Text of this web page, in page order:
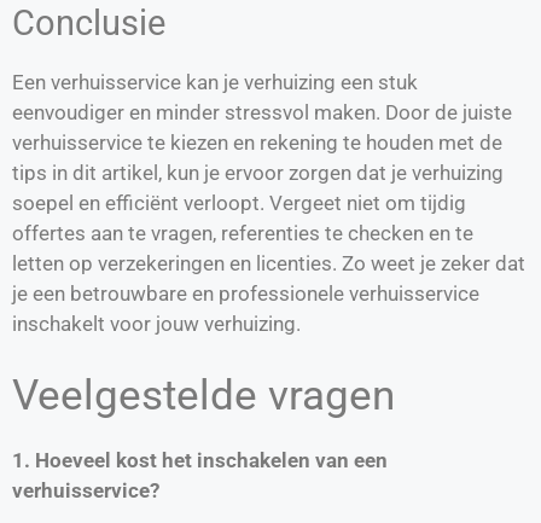
Conclusie
Een verhuisservice kan je verhuizing een stuk
eenvoudiger en minder stressvol maken. Door de juiste
verhuisservice te kiezen en rekening te houden met de
tips in dit artikel, kun je ervoor zorgen dat je verhuizing
soepel en efficiënt verloopt. Vergeet niet om tijdig
offertes aan te vragen, referenties te checken en te
letten op verzekeringen en licenties. Zo weet je zeker dat
je een betrouwbare en professionele verhuisservice
inschakelt voor jouw verhuizing.
Veelgestelde vragen
1. Hoeveel kost het inschakelen van een
verhuisservice?